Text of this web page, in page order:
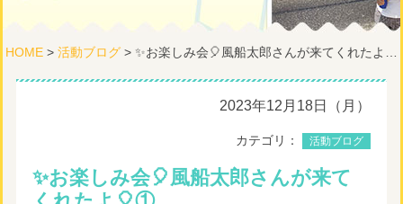
HOME> 活動ブログ> ✨お楽しみ会🎈風船太郎さんが来てくれたよ🎈①
2023年12月18日（月）
カテゴリ： 活動ブログ
✨お楽しみ会🎈風船太郎さんが来て